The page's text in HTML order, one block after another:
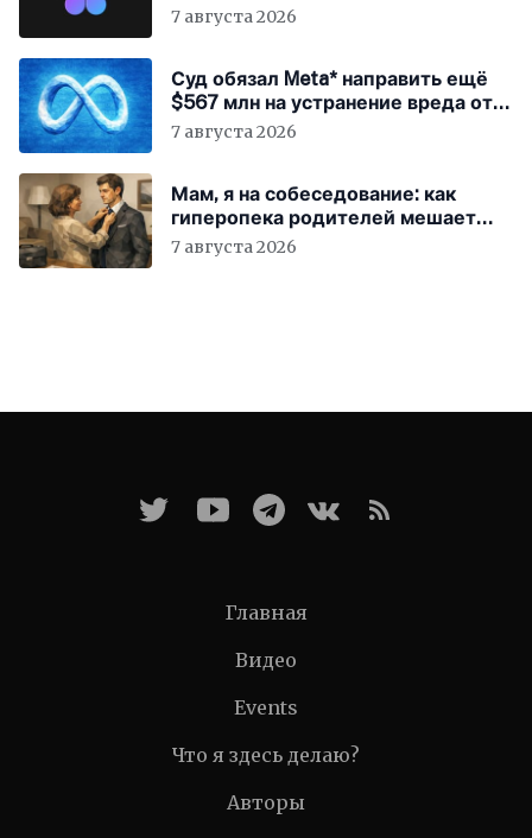
7 августа 2026
Суд обязал Meta* направить ещё
$567 млн на устранение вреда от
соцсетей
7 августа 2026
Мам, я на собеседование: как
гиперопека родителей мешает
«зумерам» устроиться в компанию
7 августа 2026
Главная
Видео
Events
Что я здесь делаю?
Авторы